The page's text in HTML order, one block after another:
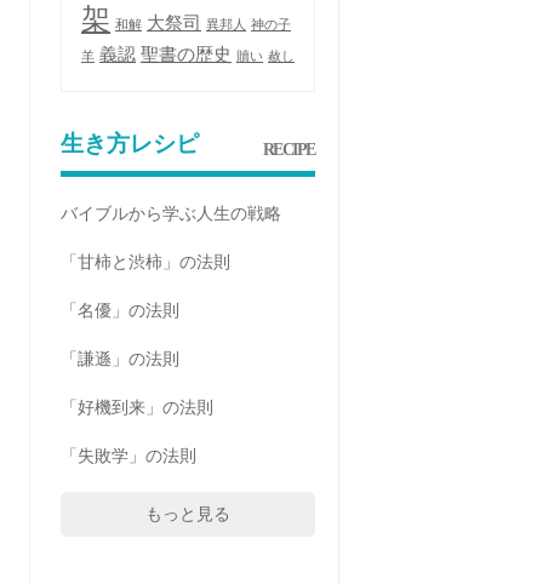
架 和解 大祭司 異邦人 神の子
羊 義認 聖書の歴史 贖い 赦し
生き方レシピ RECIPE
バイブルから学ぶ人生の戦略
「甘柿と渋柿」の法則
「名優」の法則
「謙遜」の法則
「好機到来」の法則
「失敗学」の法則
もっと見る